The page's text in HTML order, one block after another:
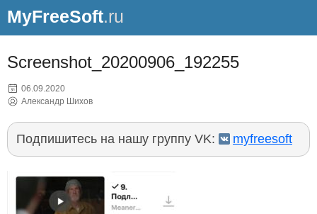
MyFreeSoft.ru
Screenshot_20200906_192255
06.09.2020
Александр Шихов
Подпишитесь на нашу группу VK: myfreesoft